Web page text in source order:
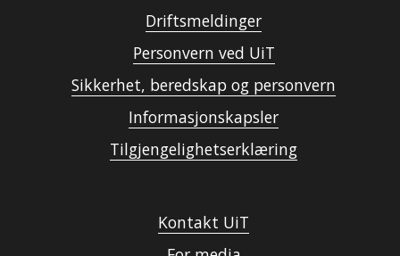
Driftsmeldinger
Personvern ved UiT
Sikkerhet, beredskap og personvern
Informasjonskapsler
Tilgjengelighetserklæring
Kontakt UiT